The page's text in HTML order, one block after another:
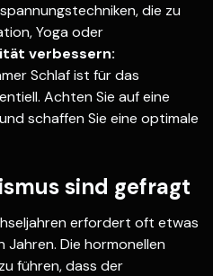
die zu
Yoga oder
verbessern:
Schlaf ist für das
Achten Sie auf eine
schaffen Sie eine optimale
sind gefragt
erfordert oft etwas
Jahren. Die hormonellen
führen, dass der